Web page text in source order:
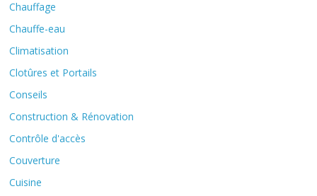
Chauffage
Chauffe-eau
Climatisation
Clotûres et Portails
Conseils
Construction & Rénovation
Contrôle d'accès
Couverture
Cuisine